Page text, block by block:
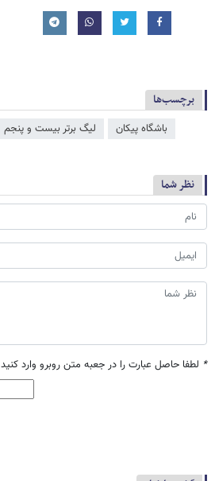
برچسب‌ها
باشگاه پیکان لیگ برتر بیست و پنجم
نظر شما
* لطفا حاصل عبارت را در جعبه متن روبرو وارد کنید